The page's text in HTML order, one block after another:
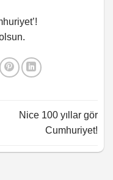
Nice 100 yıllar gör
Cumhuriyet!